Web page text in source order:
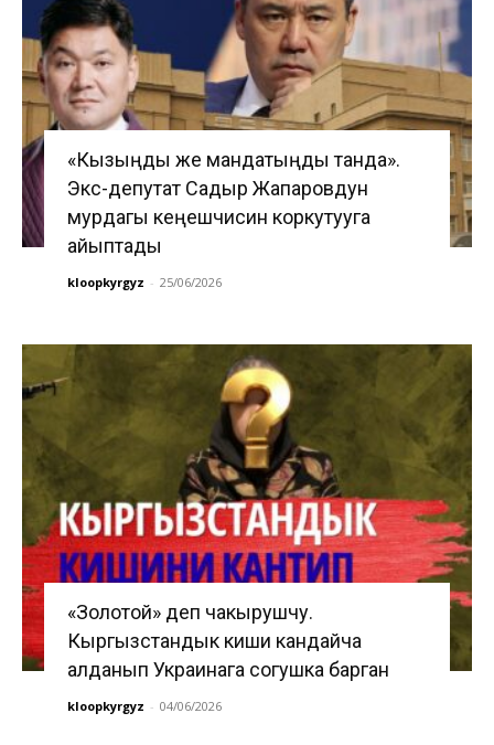
«Кызыңды же мандатыңды танда».
Экс-депутат Садыр Жапаровдун
мурдагы кеңешчисин коркутууга
айыптады
kloopkyrgyz - 25/06/2026
«Золотой» деп чакырушчу.
Кыргызстандык киши кандайча
алданып Украинага согушка барган
kloopkyrgyz - 04/06/2026